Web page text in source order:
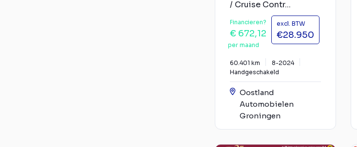
/ Cruise Contr...
Financieren?
€ 672,12
per maand
excl. BTW
€28.950
60.401 km
8-2024
Handgeschakeld
Oostland
Automobielen
Groningen